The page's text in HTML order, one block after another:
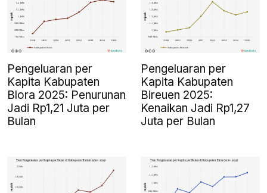
Pengeluaran per
Kapita Kabupaten
Blora 2025: Penurunan
Jadi Rp1,21 Juta per
Bulan
Pengeluaran per
Kapita Kabupaten
Bireuen 2025:
Kenaikan Jadi Rp1,27
Juta per Bulan